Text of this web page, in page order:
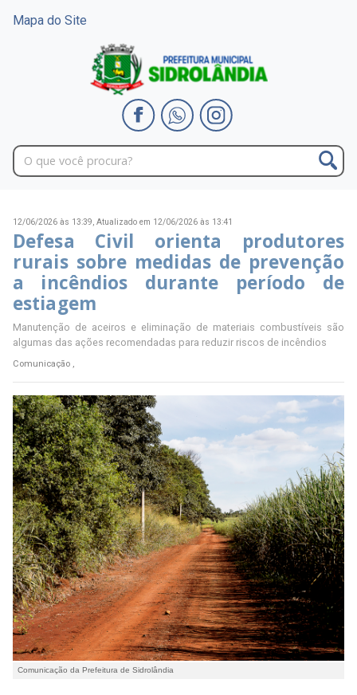
Mapa do Site
12/06/2026 às 13:39, Atualizado em 12/06/2026 às 13:41
Defesa Civil orienta produtores
rurais sobre medidas de prevenção
a incêndios durante período de
estiagem
Manutenção de aceiros e eliminação de materiais combustíveis são
algumas das ações recomendadas para reduzir riscos de incêndios
Comunicação ,
Comunicação da Prefeitura de Sidrolândia